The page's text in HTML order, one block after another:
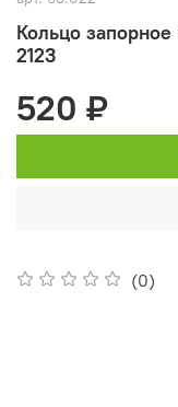
Кольцо
2123
(0)
520 ₽